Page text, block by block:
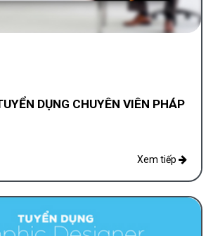
DỤNG CHUYÊN VIÊN PHÁP
Xem tiếp